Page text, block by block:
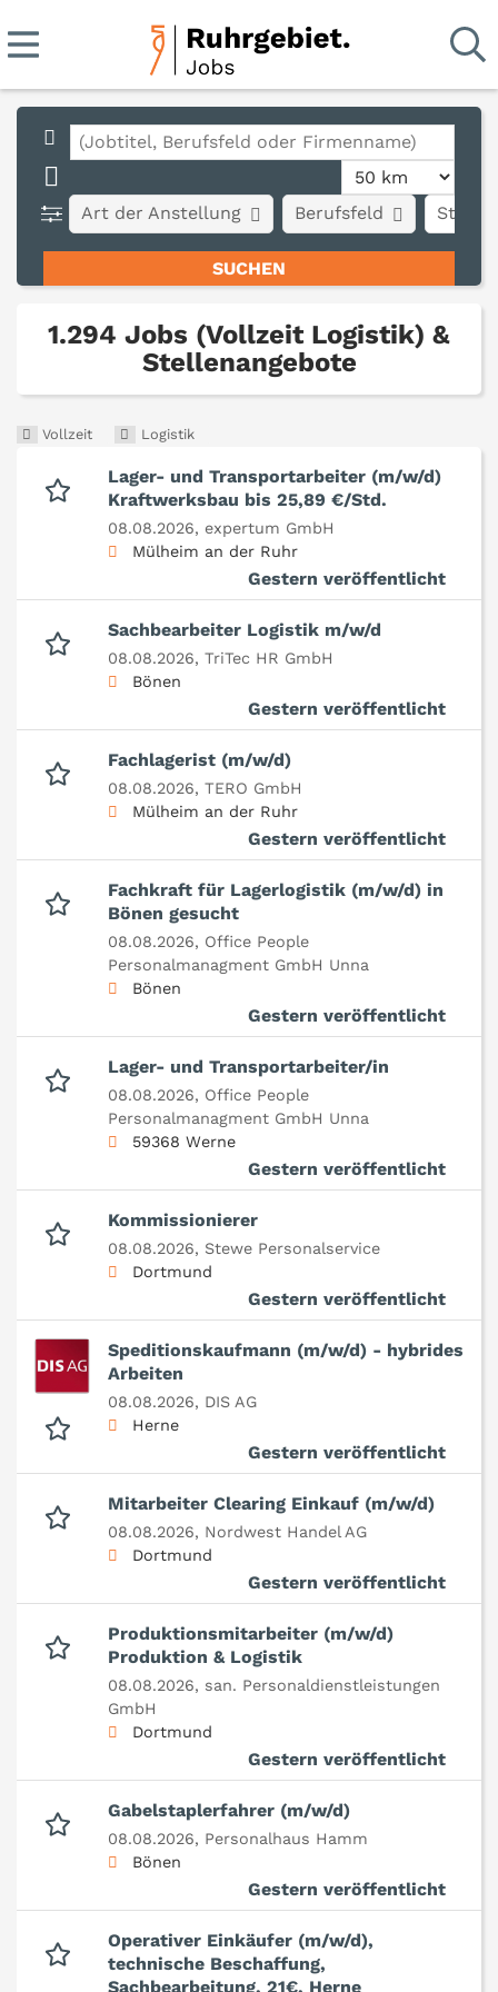
Stadt
Art der Anstellung Berufsfeld
1.294 Jobs (Vollzeit Logistik) &
Stellenangebote
Vollzeit Logistik
Lager- und Transportarbeiter (m/w/d)
Kraftwerksbau bis 25,89 €/Std.
08.08.2026, expertum GmbH
Mülheim an der Ruhr
Gestern veröffentlicht
Sachbearbeiter Logistik m/w/d
08.08.2026, TriTec HR GmbH
Bönen
Gestern veröffentlicht
Fachlagerist (m/w/d)
08.08.2026, TERO GmbH
Mülheim an der Ruhr
Gestern veröffentlicht
Fachkraft für Lagerlogistik (m/w/d) in
Bönen gesucht
08.08.2026, Office People
Personalmanagment GmbH Unna
Bönen
Gestern veröffentlicht
Lager- und Transportarbeiter/in
08.08.2026, Office People
Personalmanagment GmbH Unna
59368 Werne
Gestern veröffentlicht
Kommissionierer
08.08.2026, Stewe Personalservice
Dortmund
Gestern veröffentlicht
Speditionskaufmann (m/w/d) - hybrides
Arbeiten
08.08.2026, DIS AG
Herne
Gestern veröffentlicht
Mitarbeiter Clearing Einkauf (m/w/d)
08.08.2026, Nordwest Handel AG
Dortmund
Gestern veröffentlicht
Produktionsmitarbeiter (m/w/d)
Produktion & Logistik
08.08.2026, san. Personaldienstleistungen
GmbH
Dortmund
Gestern veröffentlicht
Gabelstaplerfahrer (m/w/d)
08.08.2026, Personalhaus Hamm
Bönen
Gestern veröffentlicht
Operativer Einkäufer (m/w/d),
technische Beschaffung,
Sachbearbeitung, 21€, Herne